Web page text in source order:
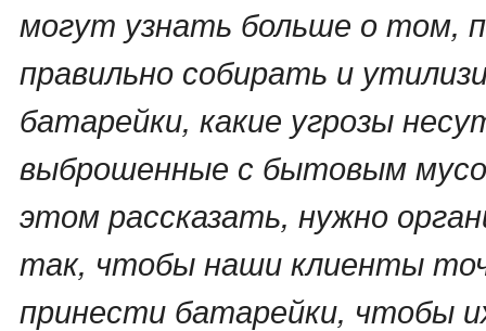
могут узнать больше о том,
правильно собирать и
батарейки, какие угрозы
выброшенные с бытовым
этом рассказать, нужно
так, чтобы наши клиенты
принести батарейки, чтобы